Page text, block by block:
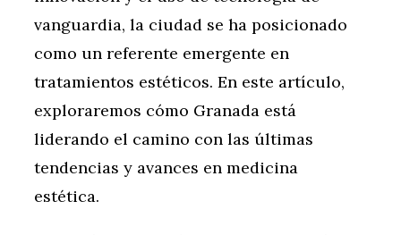
vanguardia, la ciudad se ha posicionado
como un referente emergente en
tratamientos estéticos. En este artículo,
exploraremos cómo Granada está
liderando el camino con las últimas
tendencias y avances en medicina
estética.